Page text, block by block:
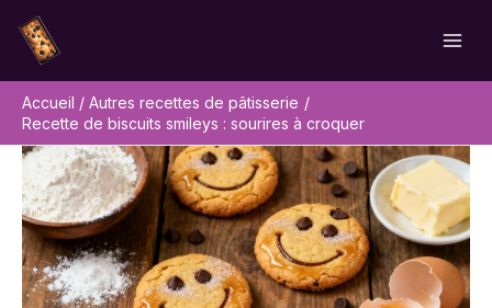
contenu
Accueil
Autres recettes de pâtisserie
Recette de biscuits smileys : sourires à croquer
Rechercher